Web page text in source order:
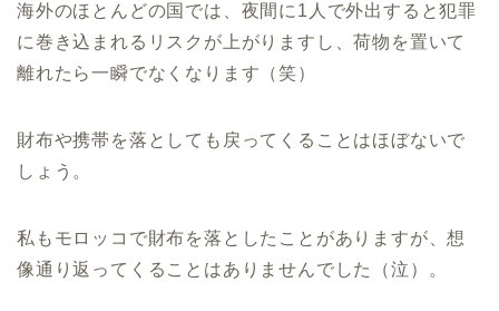
海外のほとんどの国では、夜間に1人で外出すると犯罪
に巻き込まれるリスクが上がりますし、荷物を置いて
離れたら一瞬でなくなります（笑）
財布や携帯を落としても戻ってくることはほぼないで
しょう。
私もモロッコで財布を落としたことがありますが、想
像通り返ってくることはありませんでした（泣）。